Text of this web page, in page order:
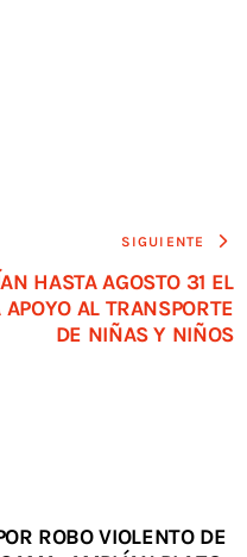
SIGUIENTE
HASTA AGOSTO 31 EL
AL TRANSPORTE
DE NIÑAS Y NIÑOS
ROBO VIOLENTO DE